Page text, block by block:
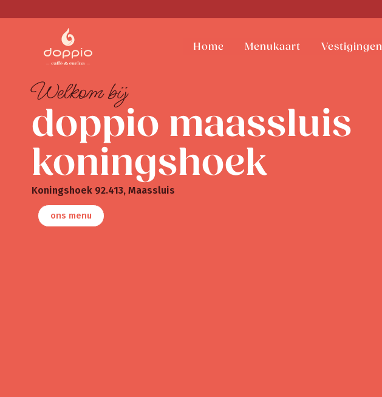
Home Menukaart Vestigingen
Welkom bij
doppio maassluis
koningshoek
Koningshoek 92.413, Maassluis
ons menu